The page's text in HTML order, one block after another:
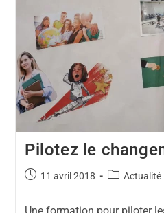
Pilotez le
11 avril 2018 Actualité